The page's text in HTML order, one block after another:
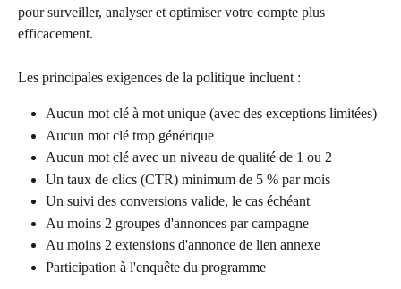
pour surveiller, analyser et optimiser votre compte plus
efficacement.
Les principales exigences de la politique incluent :
Aucun mot clé à mot unique (avec des exceptions limitées)
Aucun mot clé trop générique
Aucun mot clé avec un niveau de qualité de 1 ou 2
Un taux de clics (CTR) minimum de 5 % par mois
Un suivi des conversions valide, le cas échéant
Au moins 2 groupes d'annonces par campagne
Au moins 2 extensions d'annonce de lien annexe
Participation à l'enquête du programme